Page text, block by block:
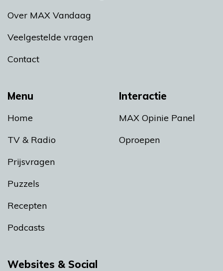
Menu
Home
TV & Radio
Prijsvragen
Puzzels
Recepten
Podcasts
Interactie
MAX Opinie Panel
Oproepen
Over MAX Vandaag
Veelgestelde vragen
Contact
Websites & Social